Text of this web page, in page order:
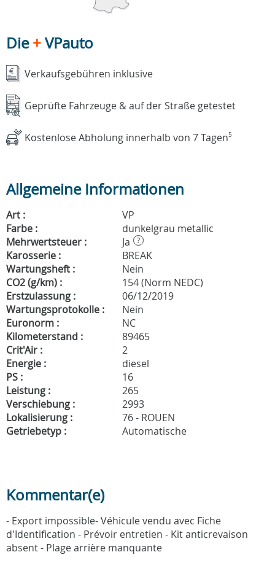
Die+VPauto
Verkaufsgebühren inklusive
Geprüfte Fahrzeuge & auf der Straße getestet
Kostenlose Abholung innerhalb von 7 Tagen5
Allgemeine Informationen
Art :
VP
Farbe :
dunkelgrau metallic
Mehrwertsteuer :
Ja ?
Karosserie :
BREAK
Wartungsheft :
Nein
CO2 (g/km) :
154 (Norm NEDC)
Erstzulassung :
06/12/2019
Wartungsprotokolle :
Nein
Euronorm :
NC
Kilometerstand :
89465
Crit'Air :
2
Energie :
diesel
PS :
16
Leistung :
265
Verschiebung :
2993
Lokalisierung :
76 - ROUEN
Getriebetyp :
Automatische
Kommentar(e)
- Export impossible- Véhicule vendu avec Fiche
d'Identification - Prévoir entretien - Kit anticrevaison
absent - Plage arrière manquante